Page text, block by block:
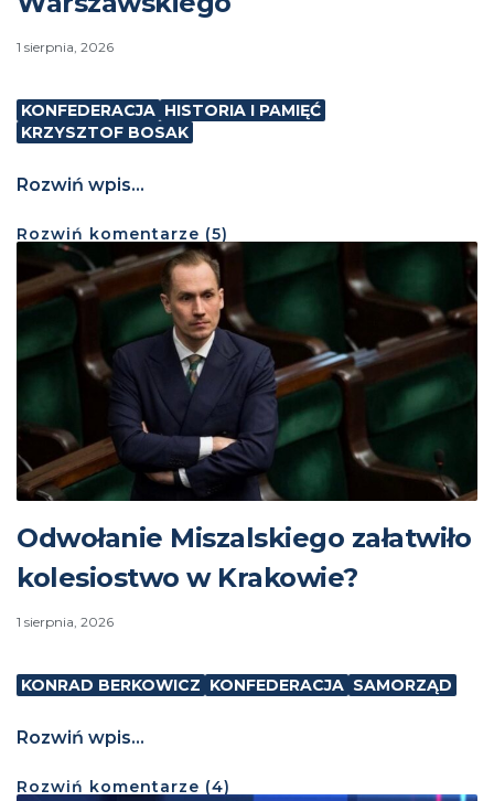
1 sierpnia, 2026
KONFEDERACJA HISTORIA I PAMIĘĆ
KRZYSZTOF BOSAK
Rozwiń wpis...
Rozwiń komentarze (5)
Odwołanie Miszalskiego załatwiło
kolesiostwo w Krakowie?
1 sierpnia, 2026
KONRAD BERKOWICZ KONFEDERACJA SAMORZĄD
Rozwiń wpis...
Rozwiń komentarze (4)